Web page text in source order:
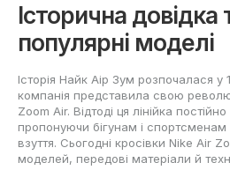
Історична довідка
популярні моделі
Історія Найк Аір Зум розпочалася
компанія представила свою
Zoom Air. Відтоді ця лінійка
пропонуючи бігунам і спортсменам
взуття. Сьогодні кросівки Nike Air
моделей, передові матеріали й